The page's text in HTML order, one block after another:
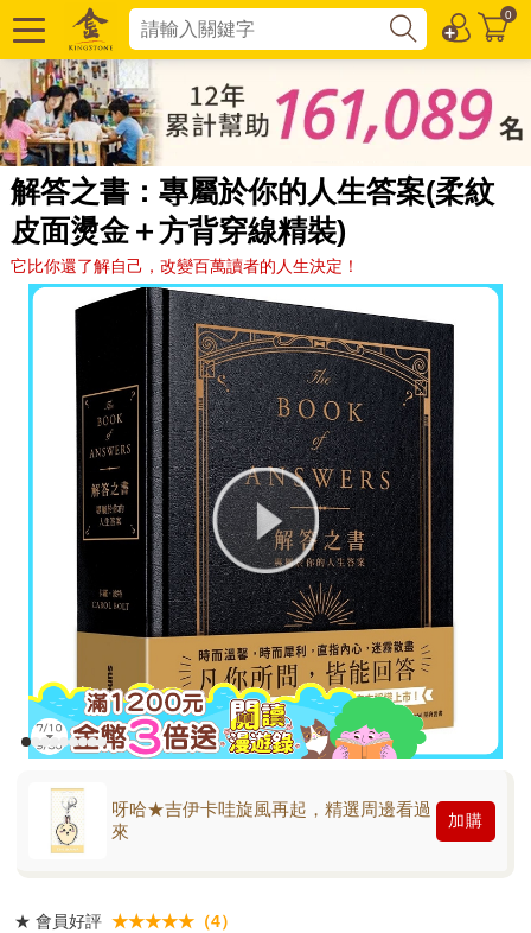
0
解答之書：專屬於你的人生答案(柔紋
皮面燙金＋方背穿線精裝)
它比你還了解自己，改變百萬讀者的人生決定！
呀哈★吉伊卡哇旋風再起，精選周邊看過
來
加購
★ 會員好評 ★★★★★（4）